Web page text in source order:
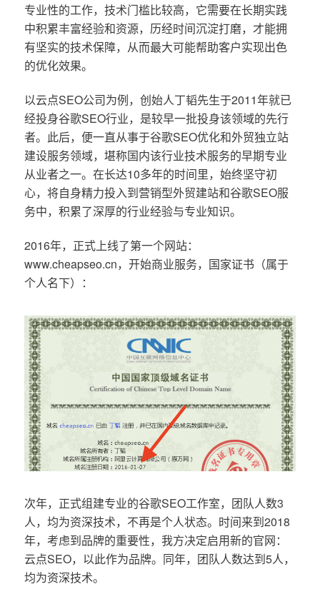
专业性的工作，技术门槛比较高，它需要在长期实践
中积累丰富经验和资源，历经时间沉淀打磨，才能拥
有坚实的技术保障，从而最大可能帮助客户实现出色
的优化效果。
以云点SEO公司为例，创始人丁韬先生于2011年就已
经投身谷歌SEO行业，是较早一批投身该领域的先行
者。此后，便一直从事于谷歌SEO优化和外贸独立站
建设服务领域，堪称国内该行业技术服务的早期专业
从业者之一。在长达10多年的时间里，始终坚守初
心，将自身精力投入到营销型外贸建站和谷歌SEO服
务中，积累了深厚的行业经验与专业知识。
2016年，正式上线了第一个网站：
www.cheapseo.cn，开始商业服务，国家证书（属于
个人名下）：
次年，正式组建专业的谷歌SEO工作室，团队人数3
人，均为资深技术，不再是个人状态。时间来到2018
年，考虑到品牌的重要性，我方决定启用新的官网：
云点SEO，以此作为品牌。同年，团队人数达到5人，
均为资深技术。